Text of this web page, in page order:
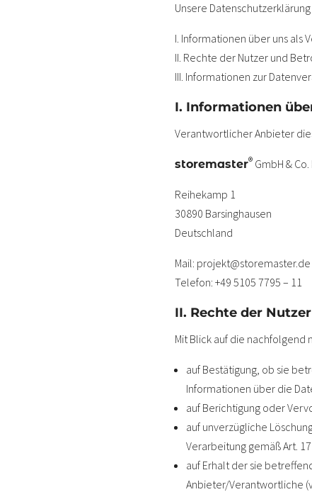
Unsere
I. Informationen über uns als
II. Rechte der Nutzer und
III. Informationen zur
I. Informationen
Verantwortlicher Anbieter
storemaster® GmbH & Co.
Reihekamp 1
30890 Barsinghausen
Deutschland
Mail: projekt@storemaster.de
Telefon: +49 5105 7795 – 11
II. Rechte der
Mit Blick auf die
auf Bestätigung, ob sie
Informationen über die
auf Berichtigung oder
auf unverzügliche
Verarbeitung gemäß Art.
auf Erhalt der sie
Anbieter/Verantwortliche